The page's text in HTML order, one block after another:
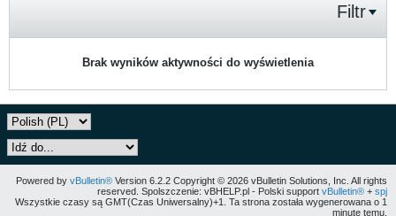
Filtr
Brak wyników aktywności do wyświetlenia
Powered by vBulletin® Version 6.2.2 Copyright © 2026 vBulletin Solutions, Inc. All rights
reserved. Spolszczenie: vBHELP.pl - Polski support vBulletin® + spj
Wszystkie czasy są GMT(Czas Uniwersalny)+1. Ta strona została wygenerowana o 1
minutę temu.